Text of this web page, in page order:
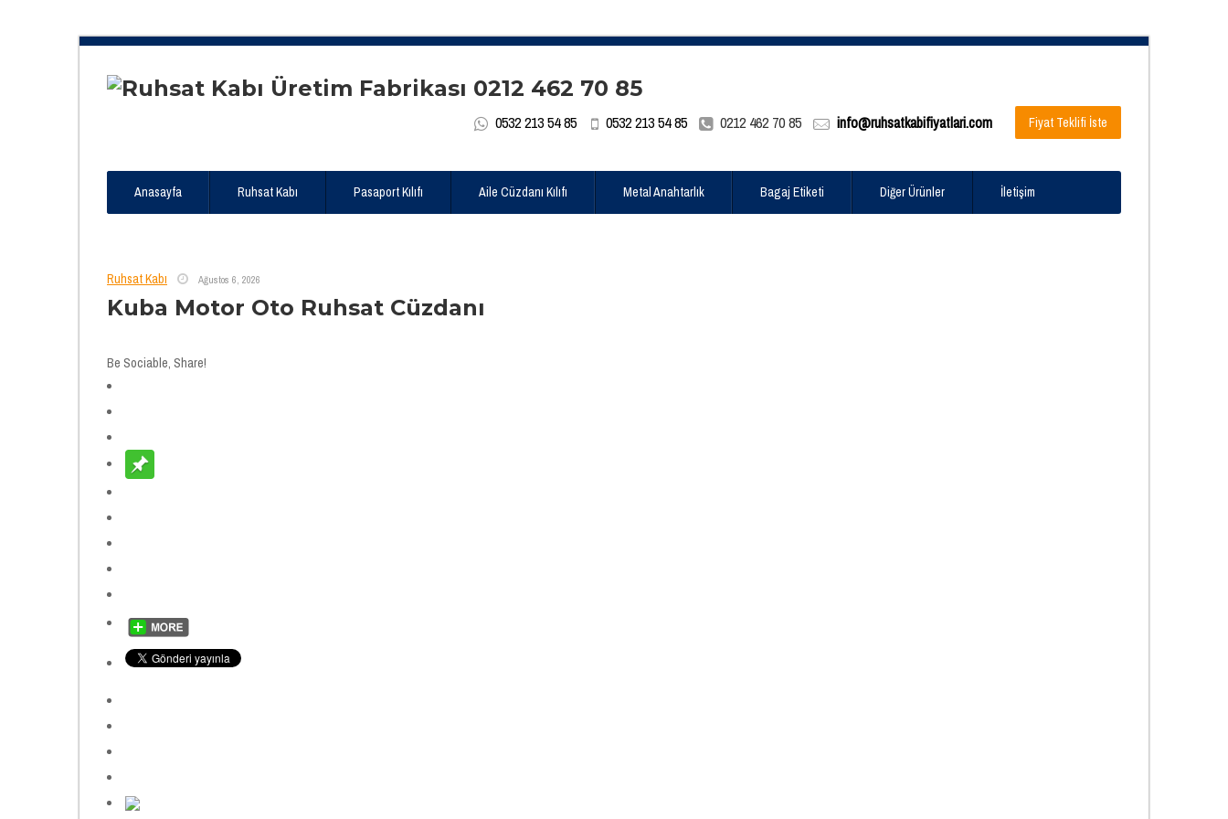
0532 213 54 85 0532 213 54 85 0212 462 70 85 info@ruhsatkabifiyatlari.com Fiyat Teklifi İste
Anasayfa Ruhsat Kabı Pasaport Kılıfı Aile Cüzdanı Kılıfı Metal Anahtarlık Bagaj Etiketi Diğer Ürünler İletişim
Ruhsat Kabı Ağustos 6, 2026
Kuba Motor Oto Ruhsat Cüzdanı
Be Sociable, Share!